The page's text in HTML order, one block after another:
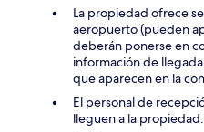
La propiedad ofrece
aeropuerto (pueden
deberán ponerse en
información de
que aparecen en la
El personal de
lleguen a la propiedad.